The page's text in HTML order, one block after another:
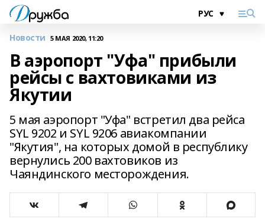
Новости 5 МАЯ 2020, 11:20
В аэропорт "Уфа" прибыли
рейсы с вахтовиками из
Якутии
5 мая аэропорт "Уфа" встретил два рейса
SYL 9202 и SYL 9206 авиакомпании
"Якутия", на которых домой в республику
вернулись 200 вахтовиков из
Чаяндинского месторождения.